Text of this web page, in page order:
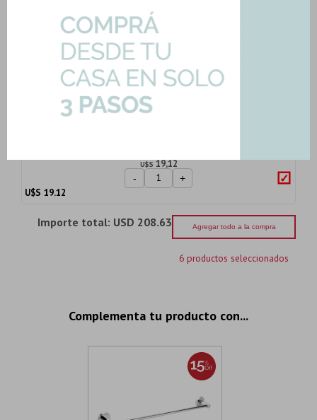
Cromado Lilo
Art: FV-LILO-JABONERA
U$S 20,96
- +
20.96
Percha Cromada De 3 Ganchos
U$S 19,12
- +
U$S 19.12
Importe total: USD 208.63 Agregar todo a la compra
6 productos seleccionados
Complementa tu producto con...